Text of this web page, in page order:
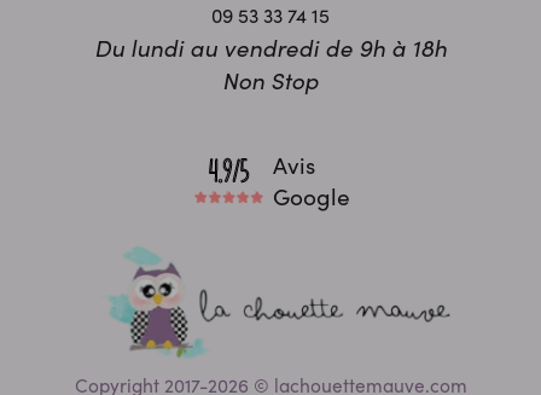
09 53 33 74 15
Du lundi au vendredi de 9h à 18h
Non Stop
Avis
Google
Copyright 2017-2026 © lachouettemauve.com